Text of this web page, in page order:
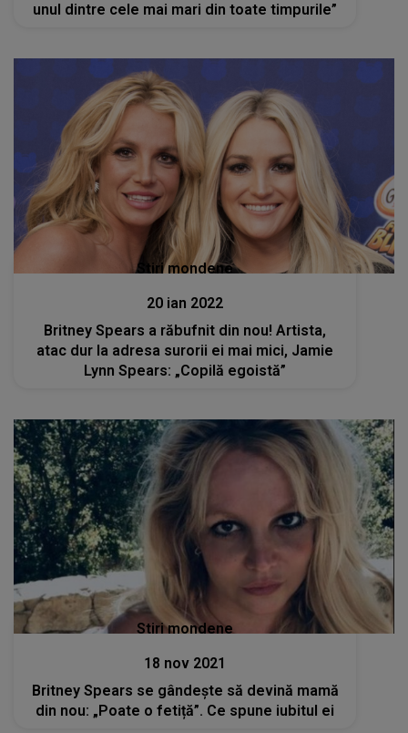
unul dintre cele mai mari din toate timpurile”
Stiri mondene
20 ian 2022
Britney Spears a răbufnit din nou! Artista,
atac dur la adresa surorii ei mai mici, Jamie
Lynn Spears: „Copilă egoistă”
Stiri mondene
18 nov 2021
Britney Spears se gândește să devină mamă
din nou: „Poate o fetiță”. Ce spune iubitul ei